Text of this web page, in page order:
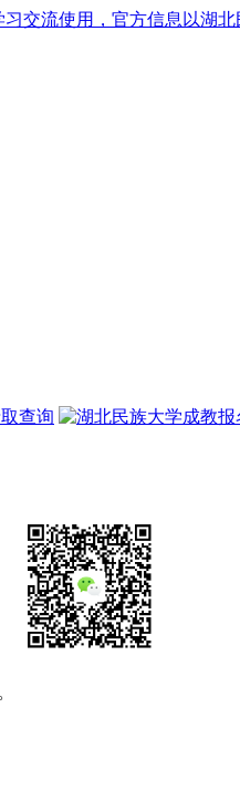
交流使用，官方信息以湖北